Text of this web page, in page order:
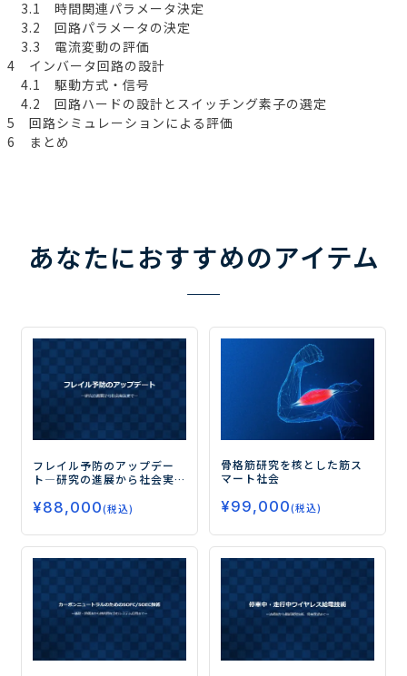
3.1 時間関連パラメータ決定
3.2 回路パラメータの決定
3.3 電流変動の評価
4 インバータ回路の設計
4.1 駆動方式・信号
4.2 回路ハードの設計とスイッチング素子の選定
5 回路シミュレーションによる評価
6 まとめ
あなたにおすすめのアイテム
フレイル予防のアップデー
ト―研究の進展から社会実
¥88,000(税込)
骨格筋研究を核とした筋ス
マート社会
¥99,000(税込)